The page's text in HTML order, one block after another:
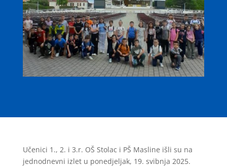
Učenici 1., 2. i 3.r. OŠ Stolac i PŠ Masline išli su na
jednodnevni izlet u ponedjeljak, 19. svibnja 2025.